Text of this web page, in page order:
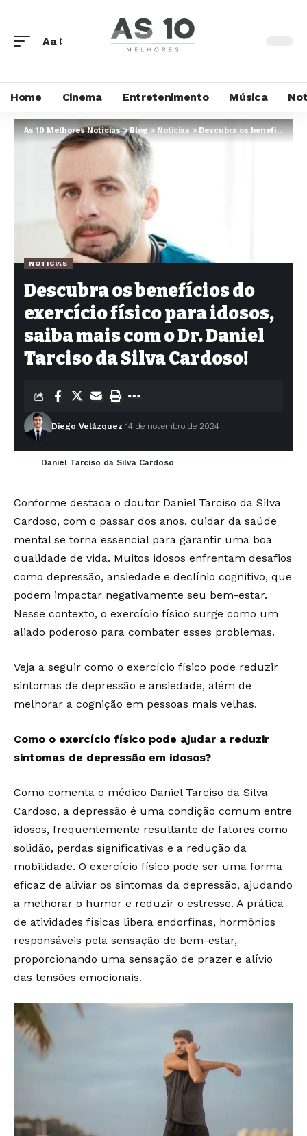
Aa
Home Cinema Entretenimento Música
As 10 Melhores Notícias>Blog>Noticias>Descubra os benefícios do exercício físico para idosos, saiba mais com o Dr. Daniel Tarciso da Silva Cardoso!
NOTICIAS
Descubra os benefícios do
exercício físico para idosos,
saiba mais com o Dr. Daniel
Tarciso da Silva Cardoso!
Diego Velázquez 14 de novembro de 2024
Daniel Tarciso da Silva Cardoso
Conforme destaca o doutor Daniel Tarciso da Silva
Cardoso, com o passar dos anos, cuidar da saúde
mental se torna essencial para garantir uma boa
qualidade de vida. Muitos idosos enfrentam desafios
como depressão, ansiedade e declínio cognitivo, que
podem impactar negativamente seu bem-estar.
Nesse contexto, o exercício físico surge como um
aliado poderoso para combater esses problemas.
Veja a seguir como o exercício físico pode reduzir
sintomas de depressão e ansiedade, além de
melhorar a cognição em pessoas mais velhas.
Como o exercício físico pode ajudar a reduzir
sintomas de depressão em idosos?
Como comenta o médico Daniel Tarciso da Silva
Cardoso, a depressão é uma condição comum entre
idosos, frequentemente resultante de fatores como
solidão, perdas significativas e a redução da
mobilidade. O exercício físico pode ser uma forma
eficaz de aliviar os sintomas da depressão, ajudando
a melhorar o humor e reduzir o estresse. A prática
de atividades físicas libera endorfinas, hormônios
responsáveis pela sensação de bem-estar,
proporcionando uma sensação de prazer e alívio
das tensões emocionais.